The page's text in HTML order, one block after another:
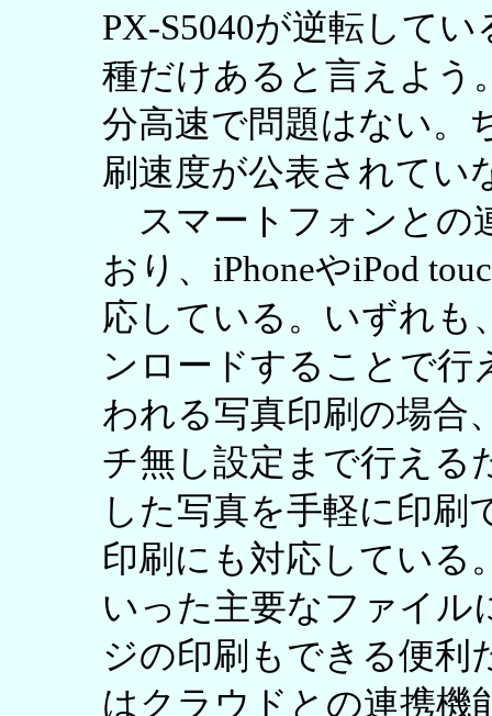
PX-S5040が逆転して
種だけあると言えよう
分高速で問題はない。
刷速度が公表されてい
スマートフォンとの
おり、iPhoneやiPod
応している。いずれも
ンロードすることで行
われる写真印刷の場合
チ無し設定まで行える
した写真を手軽に印
印刷にも対応している
いった主要なファイル
ジの印刷もできる便利
はクラウドとの連携機